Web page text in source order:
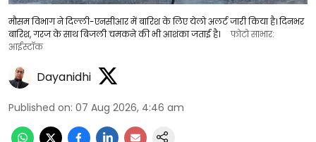
मौसम विभाग ने दिल्ली-एनसीआर में बारिश के लिए येलो अलर्ट जारी किया है। दिनभर
बारिश, गरज के साथ बिजली चमकने की भी आशंका जताई है।
फोटो साभार:
आईस्टॉक
Dayanidhi
Published on: 07 Aug 2026, 4:46 am